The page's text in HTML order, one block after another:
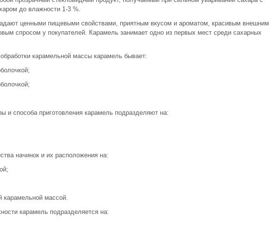
до влажности 1-3 %.
ценными пищевыми свойствами, приятным вкусом и ароматом, красивым внешним
спросом у покупателей. Карамель занимает одно из первых мест среди сахарных
карамельной массы карамель бывает:
и способа приготовления карамель подразделяют на:
начинок и их расположения на:
карамельной массой.
карамель подразделяется на: